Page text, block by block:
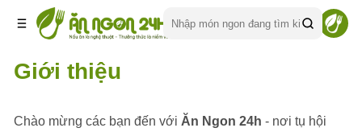
Giới thiệu
Chào mừng các bạn đến với Ăn Ngon 24h - nơi tụ hội